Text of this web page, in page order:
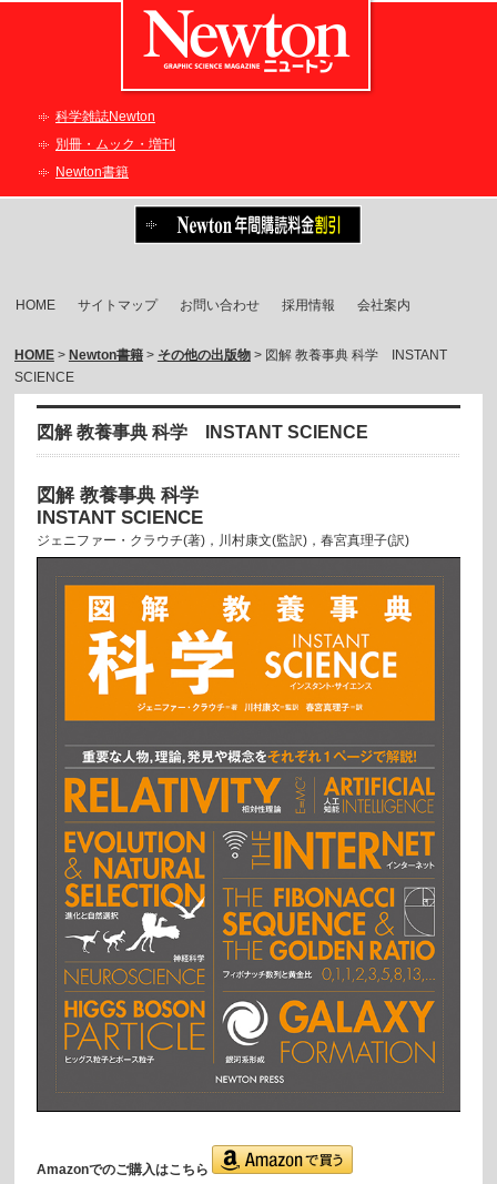
科学雑誌Newton
別冊・ムック・増刊
Newton書籍
HOME サイトマップ お問い合わせ 採用情報 会社案内
HOME> Newton書籍> その他の出版物> 図解 教養事典 科学 INSTANT
SCIENCE
図解 教養事典 科学 INSTANT SCIENCE
図解 教養事典 科学
INSTANT SCIENCE
ジェニファー・クラウチ(著)，川村康文(監訳)，春宮真理子(訳)
Amazonでのご購入はこちら